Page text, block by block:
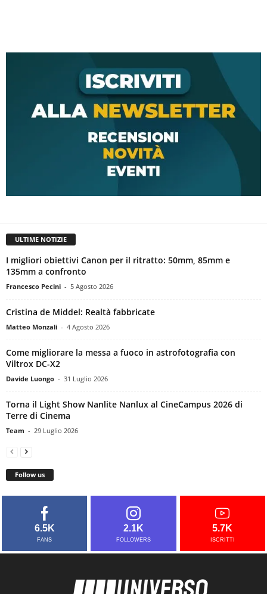
ULTIME NOTIZIE
I migliori obiettivi Canon per il ritratto: 50mm, 85mm e
135mm a confronto
Francesco Pecini - 5 Agosto 2026
Cristina de Middel: Realtà fabbricate
Matteo Monzali - 4 Agosto 2026
Come migliorare la messa a fuoco in astrofotografia con
Viltrox DC-X2
Davide Luongo - 31 Luglio 2026
Torna il Light Show Nanlite Nanlux al CineCampus 2026 di
Terre di Cinema
Team - 29 Luglio 2026
Follow us
6.5K
FANS
2.1K
FOLLOWERS
5.7K
ISCRITTI